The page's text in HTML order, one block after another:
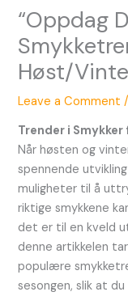
“Oppdag
Høst/
Leave a Comment
Trender i
Når høsten og
spennende
muligheter til å
riktige smykkene
det er til en kveld
denne artikkelen
populære
sesongen, slik at